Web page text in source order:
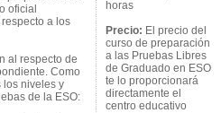
oficial
a los
al respecto de
Como
los niveles y
de la ESO:
horas
Precio: El precio del
curso de preparación
a las Pruebas Libres
de Graduado en ESO
te lo proporcionará
directamente el
centro educativo